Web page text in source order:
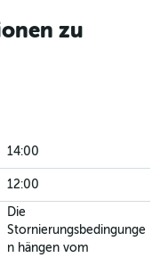
zu
14:00
12:00
Die
Stornierungsbedingunge
n hängen vom